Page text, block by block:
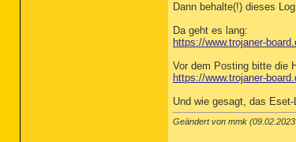
Dann behalte(!) dieses
Da geht es lang:
https://www.trojaner-
Vor dem Posting bitte die
https://www.trojaner-
Und wie gesagt, das
Geändert von mmk